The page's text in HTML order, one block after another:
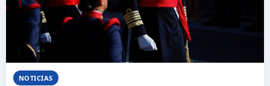
NOTICIAS